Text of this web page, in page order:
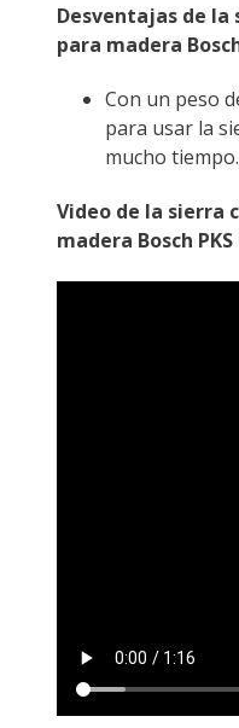
Desventajas de la
para madera
Con un peso
para usar la
mucho tiempo.
Video de la sierra
madera Bosch PKS